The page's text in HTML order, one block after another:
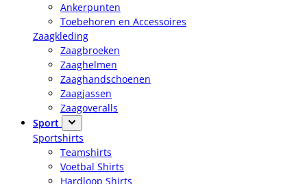
Ankerpunten
Toebehoren en Accessoires
Zaagkleding
Zaagbroeken
Zaaghelmen
Zaaghandschoenen
Zaagjassen
Zaagoveralls
Sport
Sportshirts
Teamshirts
Voetbal Shirts
Hardloop Shirts